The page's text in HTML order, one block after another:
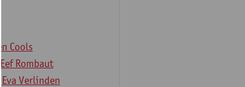
Cools
Eef Rombaut
Eva Verlinden